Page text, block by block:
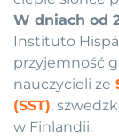
W dniach od
Instituto
przyjemność
nauczycieli ze
(SST),
w Finlandii.